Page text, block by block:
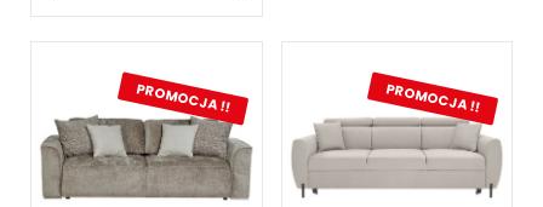
PROMOCJA !! PROMOCJA !!